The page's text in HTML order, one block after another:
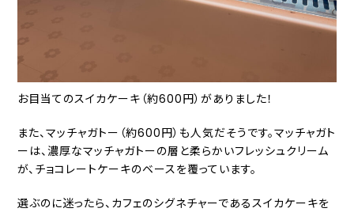
お目当てのスイカケーキ（約600円）がありました！
また、マッチャガトー（約600円）も人気だそうです。マッチャガト
ーは、濃厚なマッチャガトーの層と柔らかいフレッシュクリーム
が、チョコレートケーキのベースを覆っています。
選ぶのに迷ったら、カフェのシグネチャーであるスイカケーキを